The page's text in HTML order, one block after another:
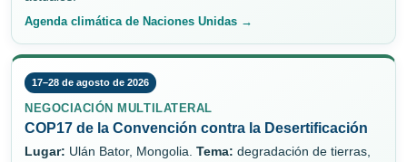
Agenda climática de Naciones Unidas →
17–28 de agosto de 2026
NEGOCIACIÓN MULTILATERAL
COP17 de la Convención contra la Desertificación
Lugar: Ulán Bator, Mongolia. Tema: degradación de tierras,